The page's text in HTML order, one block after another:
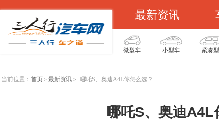
最新资讯
微型车 小型车 紧凑型
当前位置： 首页 > 最新资讯 > 哪吒S、奥迪A4L你怎么选？
哪吒S、奥迪A4L